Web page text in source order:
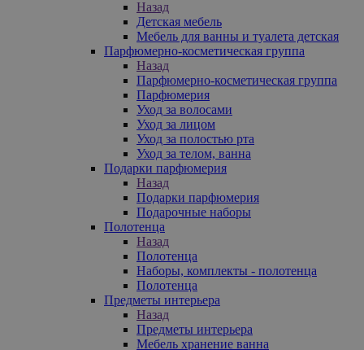
Назад
Детская мебель
Мебель для ванны и туалета детская
Парфюмерно-косметическая группа
Назад
Парфюмерно-косметическая группа
Парфюмерия
Уход за волосами
Уход за лицом
Уход за полостью рта
Уход за телом, ванна
Подарки парфюмерия
Назад
Подарки парфюмерия
Подарочные наборы
Полотенца
Назад
Полотенца
Наборы, комплекты - полотенца
Полотенца
Предметы интерьера
Назад
Предметы интерьера
Мебель хранение ванна